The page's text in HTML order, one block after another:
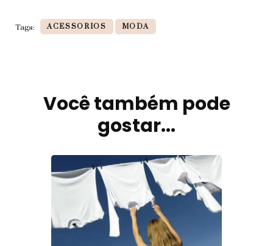
Tags: ACESSORIOS MODA
NavegaçãoVocê também pode
gostar...